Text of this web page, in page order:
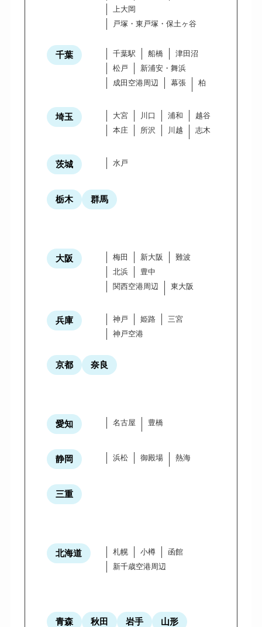
上大岡
戸塚・東戸塚・保土ヶ谷
千葉 千葉駅 船橋
津田沼
松戸
新浦安・舞浜
成田空港周辺
幕張 柏
埼玉 大宮 川口 浦和
越谷
本庄
所沢 川越 志木
茨城 水戸
栃木 群馬
大阪 梅田 新大阪
難波
北浜
豊中
関西空港周辺
東大阪
兵庫 神戸 姫路
三宮
神戸空港
京都 奈良
愛知 名古屋 豊橋
静岡 浜松 御殿場 熱海
三重
北海道 札幌 小樽
函館
新千歳空港周辺
青森 秋田 岩手
山形